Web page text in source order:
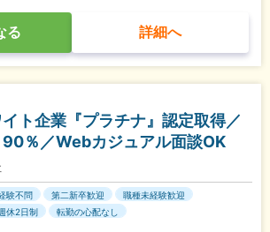
る 詳細へ
イト企業『プラチナ』認定取得／
％／Webカジュアル面談OK
験不問 第二新卒歓迎
職種未経験歓迎
休2日制 転勤の心配なし